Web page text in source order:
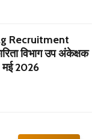
Recruitment
विभाग उप अंकेक्षक
मई 2026